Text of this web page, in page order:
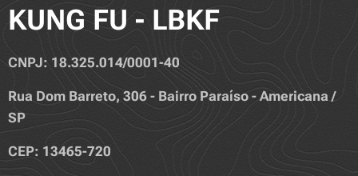
KUNG FU - LBKF
CNPJ: 18.325.014/0001-40
Rua Dom Barreto, 306 - Bairro Paraíso - Americana /
SP
CEP: 13465-720